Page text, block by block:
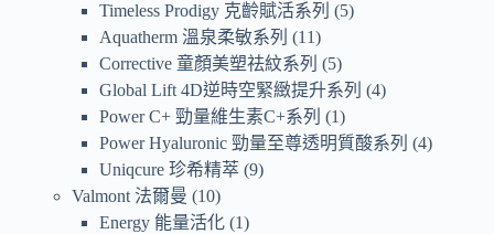
Timeless Prodigy 克齡賦活系列
5
Aquatherm 溫泉柔敏系列
11
Corrective 童顏美塑祛紋系列
5
Global Lift 4D逆時空緊緻提升系列
4
Power C+ 勁量維生素C+系列
1
Power Hyaluronic 勁量至尊透明質酸系列
4
Uniqcure 珍希精萃 9
Valmont 法爾曼
10
Energy 能量活化 1